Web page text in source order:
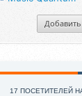
Добавить
17 ПОСЕТИТЕЛЕЙ